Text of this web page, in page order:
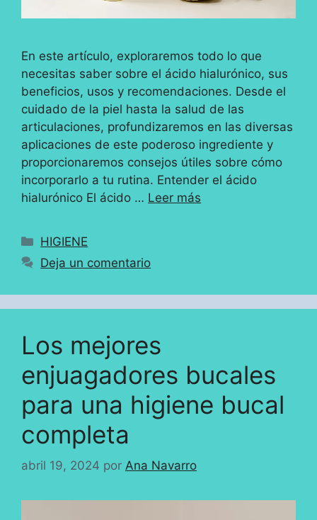
En este artículo, exploraremos todo lo que
necesitas saber sobre el ácido hialurónico, sus
beneficios, usos y recomendaciones. Desde el
cuidado de la piel hasta la salud de las
articulaciones, profundizaremos en las diversas
aplicaciones de este poderoso ingrediente y
proporcionaremos consejos útiles sobre cómo
incorporarlo a tu rutina. Entender el ácido
hialurónico El ácido … Leer más
Categorías
HIGIENE
Deja un comentario
Los mejores
enjuagadores bucales
para una higiene bucal
completa
abril 19, 2024 por Ana Navarro